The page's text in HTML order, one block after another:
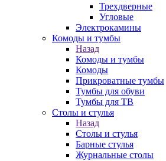
Трехдверные
Угловые
Электрокамины
Комоды и тумбы
Назад
Комоды и тумбы
Комоды
Прикроватные тумбы
Тумбы для обуви
Тумбы для ТВ
Столы и стулья
Назад
Столы и стулья
Барные стулья
Журнальные столы